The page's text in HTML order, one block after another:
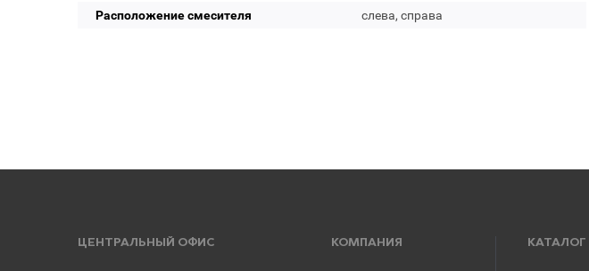
Расположение смесителя
слева, справа
ЦЕНТРАЛЬНЫЙ ОФИС КОМПАНИЯ КАТАЛОГ